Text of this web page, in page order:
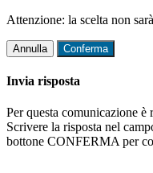
Attenzione: la scelta non
Annulla Conferma
Invia risposta
Per questa comunicazione è
Scrivere la risposta nel
bottone CONFERMA per